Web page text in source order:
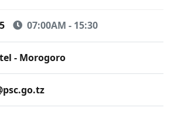
07:00AM - 15:30
- Morogoro